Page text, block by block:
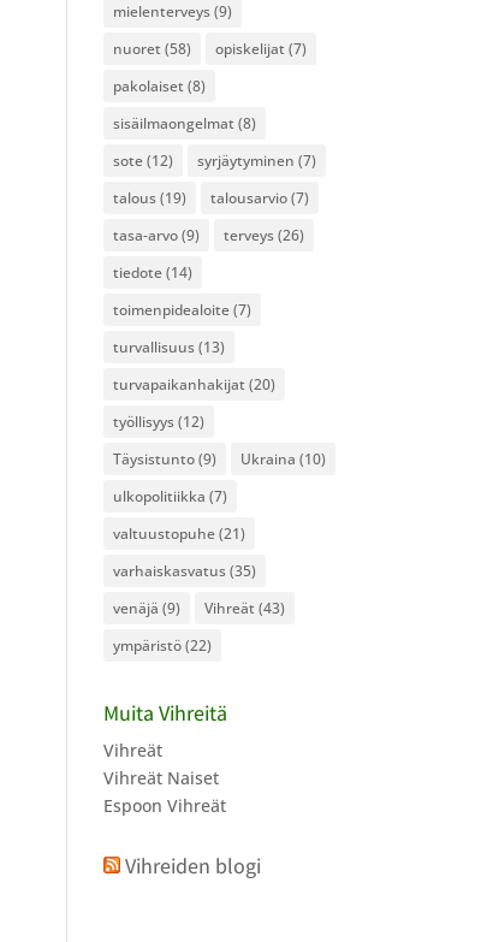
mielenterveys(9)
nuoret (58) opiskelijat (7)
pakolaiset (8)
sisäilmaongelmat (8)
sote(12) syrjäytyminen (7)
talous(19) talousarvio(7)
tasa-arvo(9) terveys(26)
tiedote(14)
toimenpidealoite(7)
turvallisuus(13)
turvapaikanhakijat (20)
työllisyys(12)
Täysistunto(9) Ukraina (10)
ulkopolitiikka (7)
valtuustopuhe(21)
varhaiskasvatus(35)
venäjä (9) Vihreät (43)
ympäristö(22)
Muita Vihreitä
Vihreät
Vihreät Naiset
Espoon Vihreät
Vihreiden blogi